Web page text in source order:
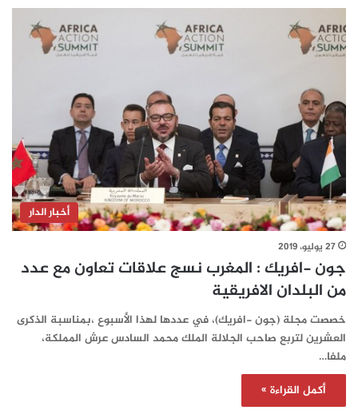
أخبار الدار
27 يوليو، 2019
جون -افريك : المغرب نسج علاقات تعاون مع عدد
من البلدان الافريقية
خصصت مجلة (جون -افريك)، في عددها لهذا الأسبوع ،بمناسبة الذكرى
العشرين لتربع صاحب الجلالة الملك محمد السادس عرش المملكة،
ملفا…
أكمل القراءة »